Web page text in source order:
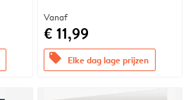
Vanaf
€ 11,99
offers Elke dag lage prijzen